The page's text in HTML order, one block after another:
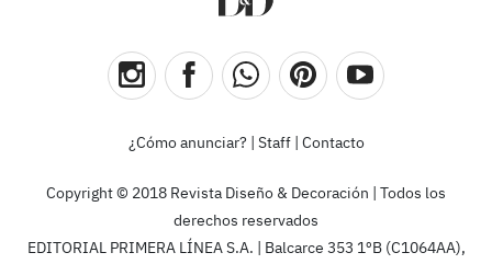
¿Cómo anunciar? Staff| Contacto
Copyright © 2018 Revista Diseño & Decoración | Todos los
derechos reservados
EDITORIAL PRIMERA LÍNEA S.A. | Balcarce 353 1ºB (C1064AA),